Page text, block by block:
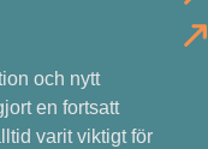
och nytt
en fortsatt
varit viktigt för